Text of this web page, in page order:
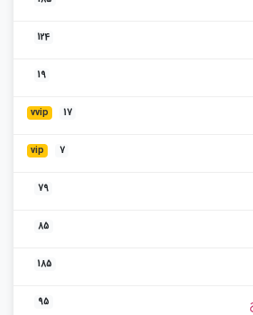
124
19
vvip 17
vip 7
79
85
185
95